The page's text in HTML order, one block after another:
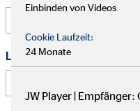
Link zu Deinem Business-
Einbinden von Videos
Cookie Laufzeit:
24 Monate
JW Player | Empfänger: